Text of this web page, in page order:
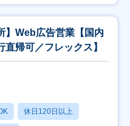
】Web広告営業【国内
帰可／フレックス】
休日120日以上